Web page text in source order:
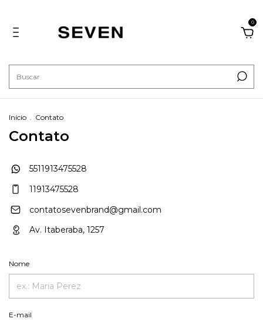
0
Início . Contato
Contato
5511913475528
11913475528
contatosevenbrand@gmail.com
Av. Itaberaba, 1257
Nome
E-mail